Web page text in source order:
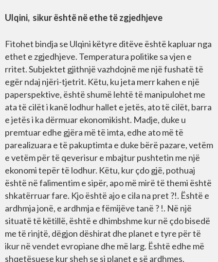
Ulqini, sikur është në ethe të zgjedhjeve
Fitohet bindja se Ulqini këtyre ditëve është kapluar nga
ethet e zgjedhjeve. Temperatura politike sa vjen e
rritet. Subjektet gjithnjë vazhdojnë me një fushatë të
egër ndaj njëri-tjetrit. Këtu, ku jeta merr kahen e një
paperspektive, është shumë lehtë të manipulohet me
ata të cilët i kanë lodhur hallet e jetës, ato të cilët, barra
e jetës i ka dërmuar ekonomikisht. Madje, duke u
premtuar edhe gjëra më të imta, edhe ato më të
parealizuara e të pakuptimta e duke bërë pazare, vetëm
e vetëm për të qeverisur e mbajtur pushtetin me një
ekonomi tepër të lodhur. Këtu, kur çdo gjë, pothuaj
është në falimentim e sipër, apo më mirë të themi është
shkatërruar fare. Kjo është ajo e cila na pret ?!. Është e
ardhmja jonë, e ardhmja e fëmijëve tanë ? !. Në një
situatë të këtillë, është e dhimbshme kur në çdo bisedë
me të rinjtë, dëgjon dëshirat dhe planet e tyre për të
ikur në vendet evropiane dhe më larg. Është edhe më
shqetësuese kur sheh se si planet e së ardhmes,